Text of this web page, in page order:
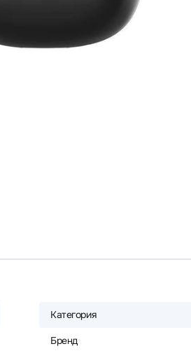
Категория
Бренд